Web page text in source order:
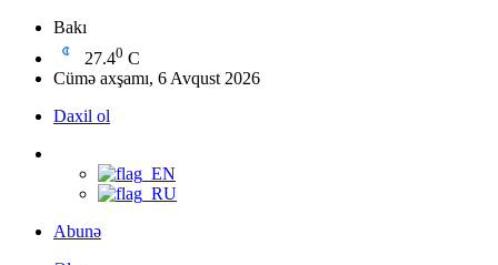
Bakı
27.40 C
Cümə axşamı, 6 Avqust 2026
Daxil ol
Abunə